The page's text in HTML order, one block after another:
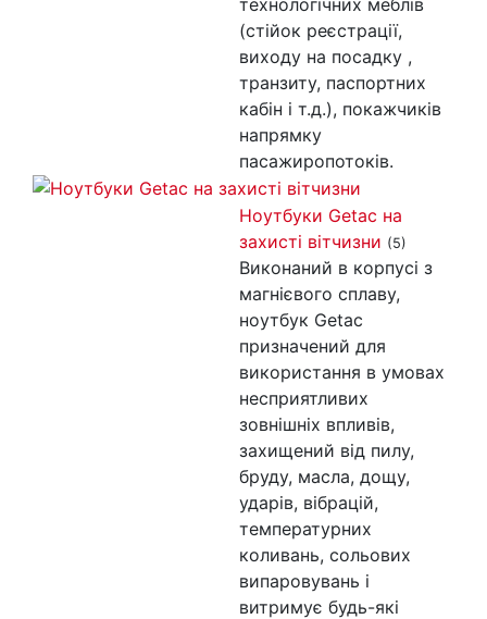
(стійок реєстрації,
виходу на посадку ,
транзиту, паспортних
кабін і т.д.), покажчиків
напрямку
пасажиропотоків.
Ноутбуки Getac на
захисті вітчизни (5)
Виконаний в корпусі з
магнієвого сплаву,
ноутбук Getac
призначений для
використання в умовах
несприятливих
зовнішніх впливів,
захищений від пилу,
бруду, масла, дощу,
ударів, вібрацій,
температурних
коливань, сольових
випаровувань і
витримує будь-які